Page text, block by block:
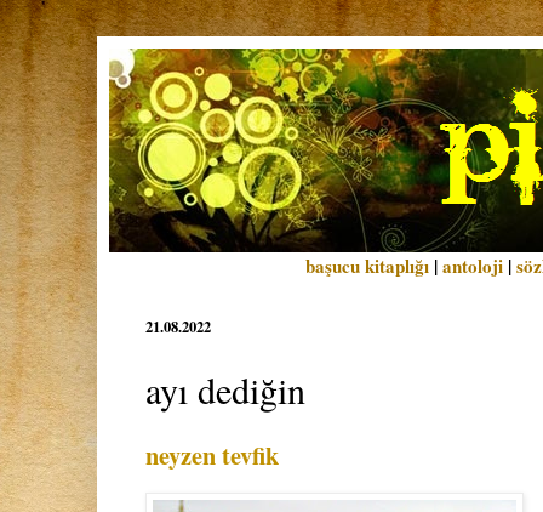
başucu kitaplığı |antoloji |
21.08.2022
ayı dediğin
neyzen tevfik